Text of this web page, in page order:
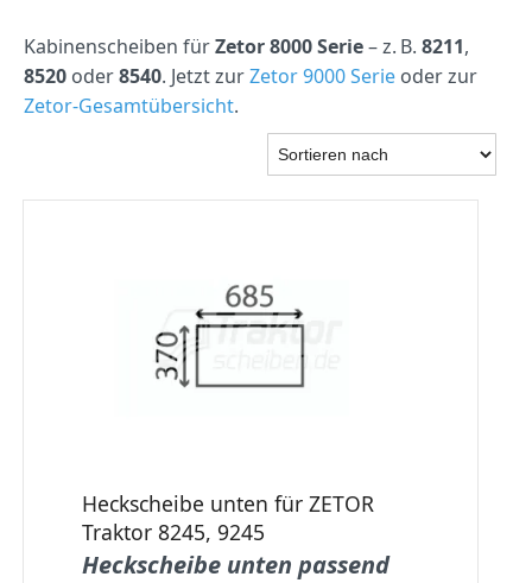
Kabinenscheiben fürZetor 8000 Serie– z. B. 8211,
8520 oder8540. Jetzt zurZetor 9000 Serie oder zur
Zetor-Gesamtübersicht.
Heckscheibe unten für ZETOR
Traktor 8245, 9245
Heckscheibe unten passend